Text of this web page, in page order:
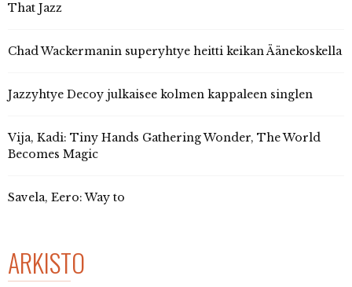
That Jazz
Chad Wackermanin superyhtye heitti keikan Äänekoskella
Jazzyhtye Decoy julkaisee kolmen kappaleen singlen
Vija, Kadi: Tiny Hands Gathering Wonder, The World
Becomes Magic
Savela, Eero: Way to
ARKISTO